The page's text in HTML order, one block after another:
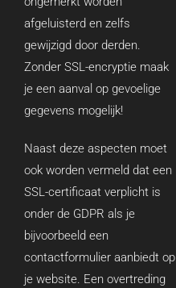
afgeluisterd en zelfs
gewijzigd door derden.
Zonder SSL-encryptie maak
je een aanval op gevoelige
gegevens mogelijk!
Naast deze aspecten moet
ook worden vermeld dat een
SSL-certificaat verplicht is
onder de GDPR als je
bijvoorbeeld een
contactformulier aanbiedt op
je website. Een overtreding